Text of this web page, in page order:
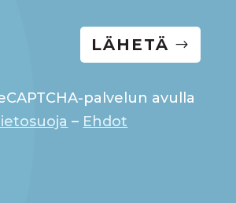
LÄHETÄ
palvelun avulla
– Ehdot